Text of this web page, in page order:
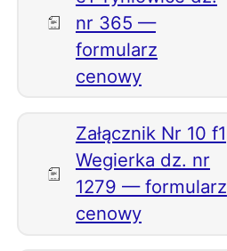
nr 365 —
formularz
cenowy
Załącznik Nr 10 f1
Wegierka dz. nr
1279 — formularz
cenowy